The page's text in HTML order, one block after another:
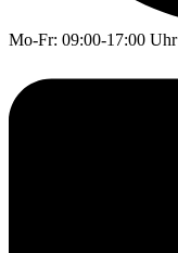
Mo-Fr: 09:00-17:00 Uhr